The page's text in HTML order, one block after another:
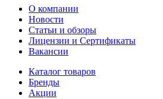
О компании
Новости
Статьи и обзоры
Лицензии и Сертификаты
Вакансии
Каталог товаров
Бренды
Акции